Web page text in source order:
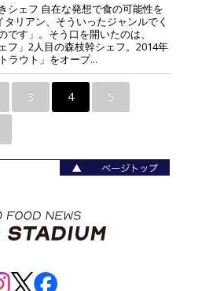
シェフ 自在な発想で食の可能性を
リアン、そういったジャンルでく
です」。そう口を開いたのは、
フ」2人目の森枝幹シェフ。2014年
ラウト」をオープ...
3 4 5